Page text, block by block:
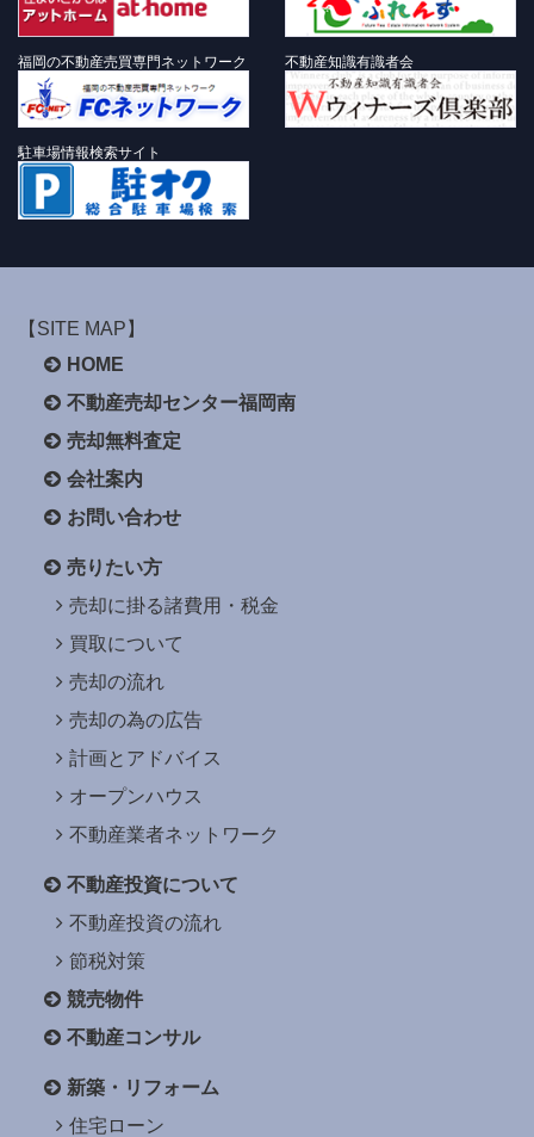
福岡の不動産売買専門ネットワーク 不動産知識有識者会
駐車場情報検索サイト
【SITE MAP】
HOME
不動産売却センター福岡南
売却無料査定
会社案内
お問い合わせ
売りたい方
売却に掛る諸費用・税金
買取について
売却の流れ
売却の為の広告
計画とアドバイス
オープンハウス
不動産業者ネットワーク
不動産投資について
不動産投資の流れ
節税対策
競売物件
不動産コンサル
新築・リフォーム
住宅ローン